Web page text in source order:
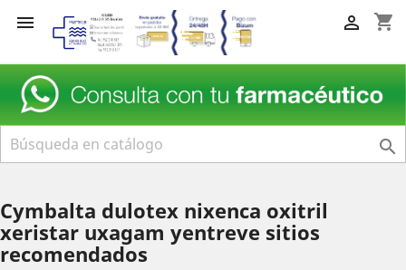
 shopping_cart


Cymbalta dulotex nixenca oxitril
xeristar uxagam yentreve sitios
recomendados